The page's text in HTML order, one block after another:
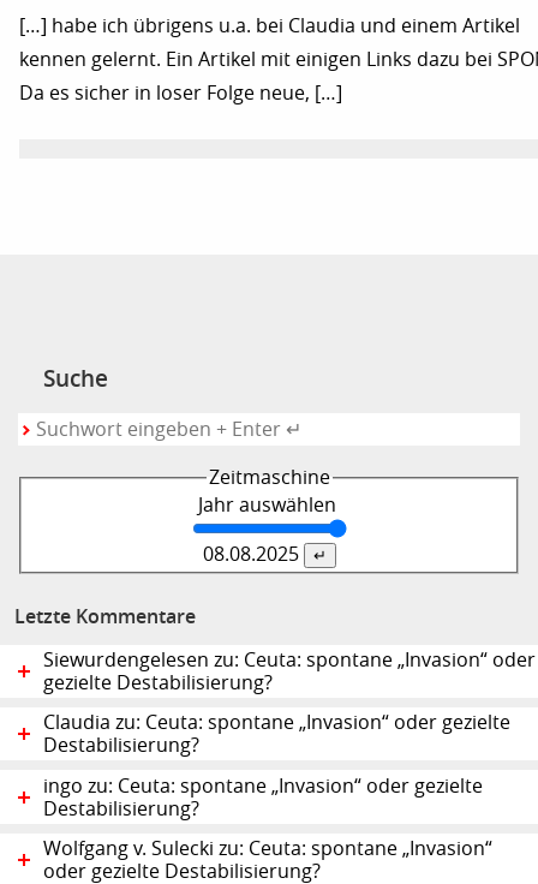
[…] habe ich übrigens u.a. bei Claudia und einem Artikel
kennen gelernt. Ein Artikel mit einigen Links dazu bei
Da es sicher in loser Folge neue, […]
Suche
Zeitmaschine
Jahr auswählen
08.08.2025
Letzte Kommentare
Siewurdengelesen zu: Ceuta: spontane „Invasion“ oder
gezielte Destabilisierung?
Claudia zu: Ceuta: spontane „Invasion“ oder gezielte
Destabilisierung?
ingo zu: Ceuta: spontane „Invasion“ oder gezielte
Destabilisierung?
Wolfgang v. Sulecki zu: Ceuta: spontane „Invasion“
oder gezielte Destabilisierung?